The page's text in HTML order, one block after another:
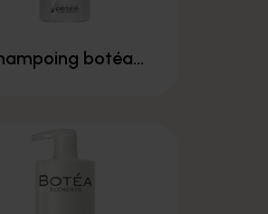
botéa...